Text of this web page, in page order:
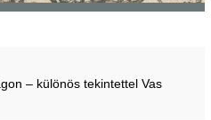
– különös tekintettel Vas